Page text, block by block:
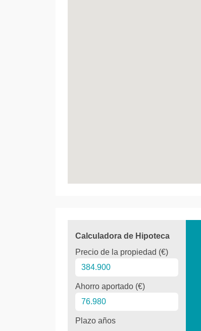
Calculadora de Hipoteca
Precio de la propiedad (€)
Ahorro aportado (€)
Plazo años